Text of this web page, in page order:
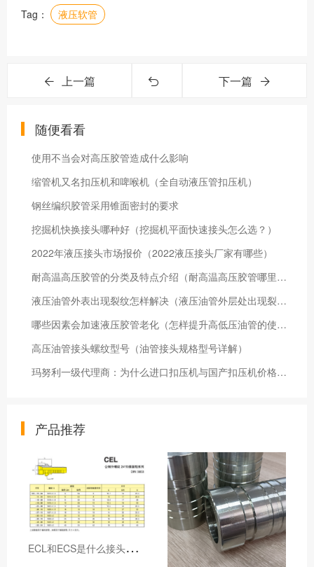
Tag： 液压软管
上一篇 下一篇
随便看看
使用不当会对高压胶管造成什么影响
缩管机又名扣压机和啤喉机（全自动液压管扣压机）
钢丝编织胶管采用锥面密封的要求
挖掘机快换接头哪种好（挖掘机平面快速接头怎么选？）
2022年液压接头市场报价（2022液压接头厂家有哪些）
耐高温高压胶管的分类及特点介绍（耐高温高压胶管哪里有卖的）
液压油管外表出现裂纹怎样解决（液压油管外层处出现裂纹怎么办）
哪些因素会加速液压胶管老化（怎样提升高低压油管的使用寿命）
高压油管接头螺纹型号（油管接头规格型号详解）
玛努利一级代理商：为什么进口扣压机与国产扣压机价格差距大
产品推荐
E
CL和ECS是什么接头，用于什么胶管或管件